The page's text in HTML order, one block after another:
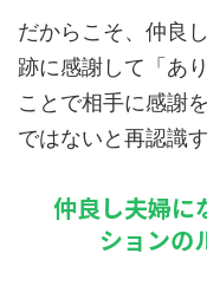
だからこそ、仲良
跡に感謝して「あ
ことで相手に感謝
ではないと再認識
仲良し夫婦に
ションの